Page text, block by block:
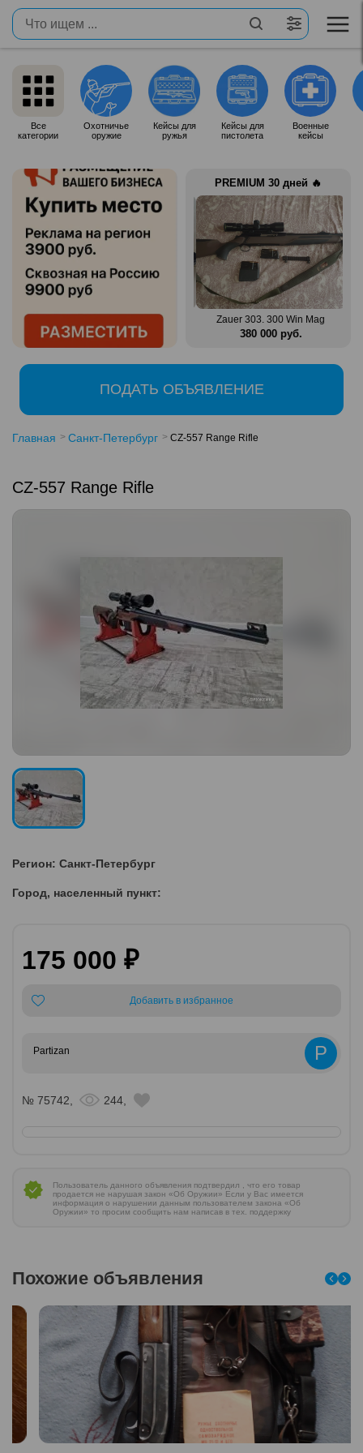
Все
категории
Охотничье
оружие
Кейсы для
ружья
Кейсы для
пистолета
Военные
кейсы
PREMIUM 30 дней 🔥
Mag Benelli Montefeltro 12/76
150 000 руб.
Zauer 303. 300 Win Mag
380 000 руб.
ПОДАТЬ ОБЪЯВЛЕНИЕ
Главная Санкт-Петербург CZ-557 Range Rifle
CZ-557 Range Rifle
Регион: Санкт-Петербург
Город, населенный пункт:
175 000 ₽
Добавить в избранное
Partizan P
№ 75742, 244,
Пользователь данного объявления подтвердил , что его товар
продается не нарушая закон «Об Оружии» Если у Вас имеется
информация о нарушении данным пользователем закона «Об
Оружии» то просим сообщить нам написав в тех. поддержку
Похожие объявления